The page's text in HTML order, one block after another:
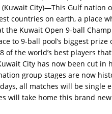
(Kuwait City)—This Gulf nation
countries on earth, a place
the Kuwait Open 9-ball
to 9-ball pool’s biggest
of the world’s best players
City has now been cut in
group stages are now
all matches will be single
will take home this brand